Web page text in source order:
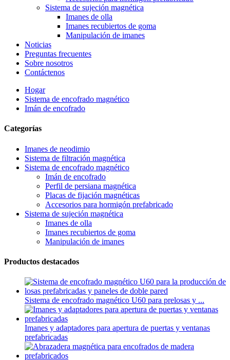
Sistema de sujeción magnética
Imanes de olla
Imanes recubiertos de goma
Manipulación de imanes
Noticias
Preguntas frecuentes
Sobre nosotros
Contáctenos
Hogar
Sistema de encofrado magnético
Imán de encofrado
Categorías
Imanes de neodimio
Sistema de filtración magnética
Sistema de encofrado magnético
Imán de encofrado
Perfil de persiana magnética
Placas de fijación magnéticas
Accesorios para hormigón prefabricado
Sistema de sujeción magnética
Imanes de olla
Imanes recubiertos de goma
Manipulación de imanes
Productos destacados
Sistema de encofrado magnético U60 para prelosas y ...
Imanes y adaptadores para apertura de puertas y ventanas
prefabricadas